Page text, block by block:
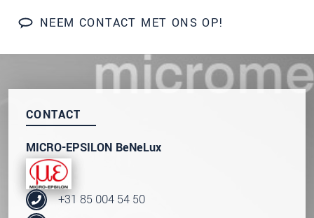
NEEM CONTACT MET ONS OP!
CONTACT
MICRO-EPSILON BeNeLux
+31 85 004 54 50
We behandelen uw gegevens vertrouwelijk. Lees
BERICHT VERZENDEN